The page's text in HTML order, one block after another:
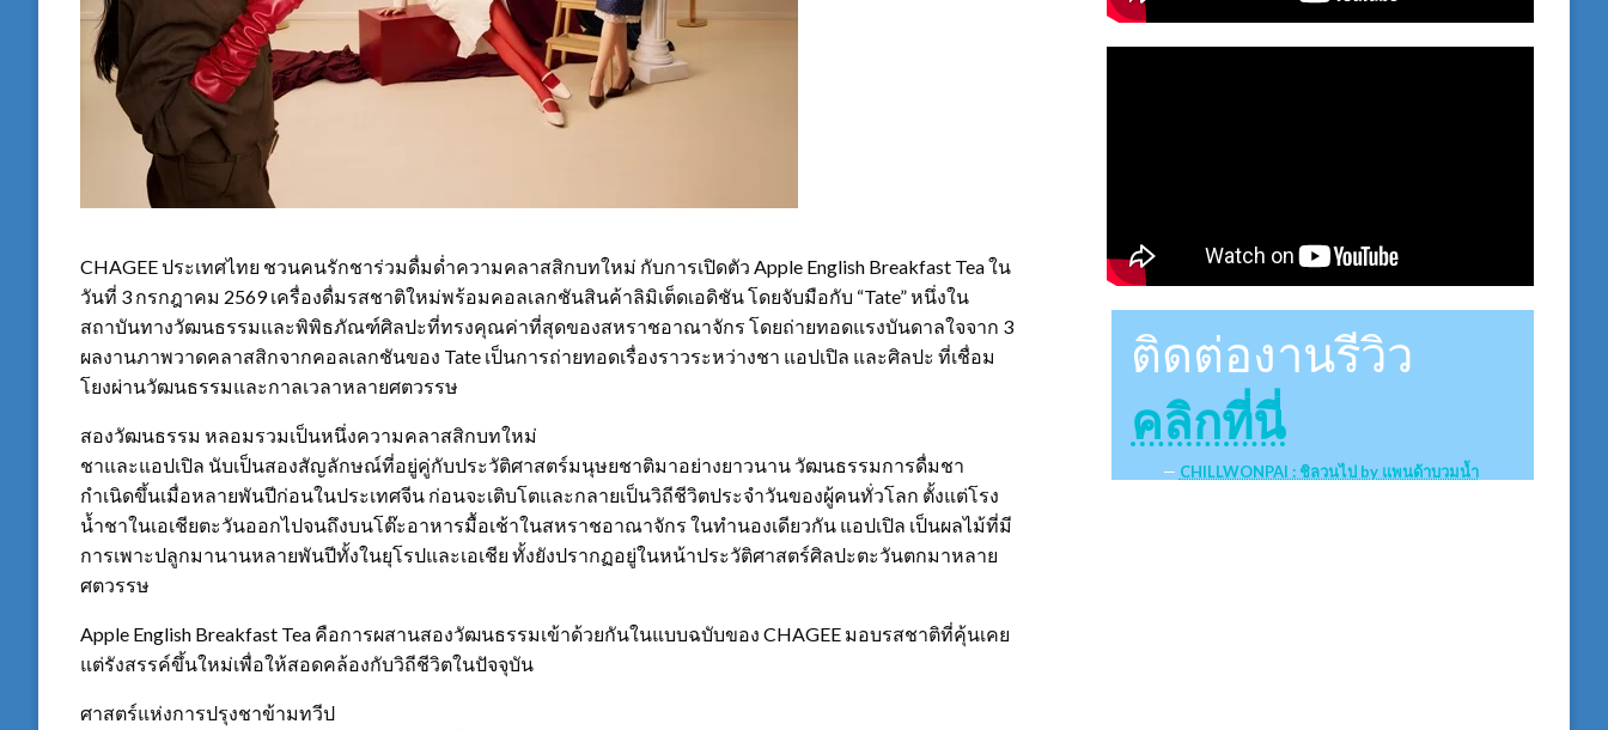
CHAGEE ประเทศไทย ชวนคนรักชาร่วมดื่มด่ำความคลาสสิกบทใหม่ กับการเปิดตัว Apple English Breakfast Tea ใน
วันที่ 3 กรกฎาคม 2569 เครื่องดื่มรสชาติใหม่พร้อมคอลเลกชันสินค้าลิมิเต็ดเอดิชัน โดยจับมือกับ “Tate” หนึ่งใน
สถาบันทางวัฒนธรรมและพิพิธภัณฑ์ศิลปะที่ทรงคุณค่าที่สุดของสหราชอาณาจักร โดยถ่ายทอดแรงบันดาลใจจาก 3
ผลงานภาพวาดคลาสสิกจากคอลเลกชันของ Tate เป็นการถ่ายทอดเรื่องราวระหว่างชา แอปเปิล และศิลปะ ที่เชื่อม
โยงผ่านวัฒนธรรมและกาลเวลาหลายศตวรรษ
สองวัฒนธรรม หลอมรวมเป็นหนึ่งความคลาสสิกบทใหม่
ชาและแอปเปิล นับเป็นสองสัญลักษณ์ที่อยู่คู่กับประวัติศาสตร์มนุษยชาติมาอย่างยาวนาน วัฒนธรรมการดื่มชา
กำเนิดขึ้นเมื่อหลายพันปีก่อนในประเทศจีน ก่อนจะเติบโตและกลายเป็นวิถีชีวิตประจำวันของผู้คนทั่วโลก ตั้งแต่โรง
น้ำชาในเอเชียตะวันออกไปจนถึงบนโต๊ะอาหารมื้อเช้าในสหราชอาณาจักร ในทำนองเดียวกัน แอปเปิล เป็นผลไม้ที่มี
การเพาะปลูกมานานหลายพันปีทั้งในยุโรปและเอเชีย ทั้งยังปรากฏอยู่ในหน้าประวัติศาสตร์ศิลปะตะวันตกมาหลาย
ศตวรรษ
Apple English Breakfast Tea คือการผสานสองวัฒนธรรมเข้าด้วยกันในแบบฉบับของ CHAGEE มอบรสชาติที่คุ้นเคย
แต่รังสรรค์ขึ้นใหม่เพื่อให้สอดคล้องกับวิถีชีวิตในปัจจุบัน
ศาสตร์แห่งการปรุงชาข้ามทวีป
ติดต่องานรีวิว
คลิกที่นี่
CHILLWONPAI : ชิลวนไป by แพนด้าบวมน้ำ